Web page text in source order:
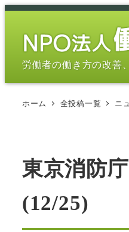
メ
労働者の働き方の改善
ホーム 全投稿一覧 ニ
東京消防
(12/25)